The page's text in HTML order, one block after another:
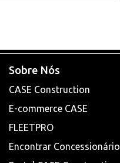
Sobre Nós
CASE Construction
E-commerce CASE
FLEETPRO
Encontrar Concessionário